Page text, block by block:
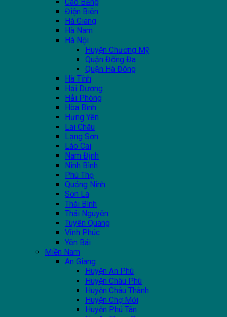
Điện Biên
Hà Giang
Hà Nam
Hà Nội
Huyện Chương Mỹ
Quận Đống Đa
Quận Hà Đông
Hà Tĩnh
Hải Dương
Hải Phòng
Hòa Bình
Hưng Yên
Lai Châu
Lạng Sơn
Lào Cai
Nam Định
Ninh Bình
Phú Thọ
Quảng Ninh
Sơn La
Thái Bình
Thái Nguyên
Tuyên Quang
Vĩnh Phúc
Yên Bái
Miền Nam
An Giang
Huyện An Phú
Huyện Châu Phú
Huyện Châu Thành
Huyện Chợ Mới
Huyện Phú Tân